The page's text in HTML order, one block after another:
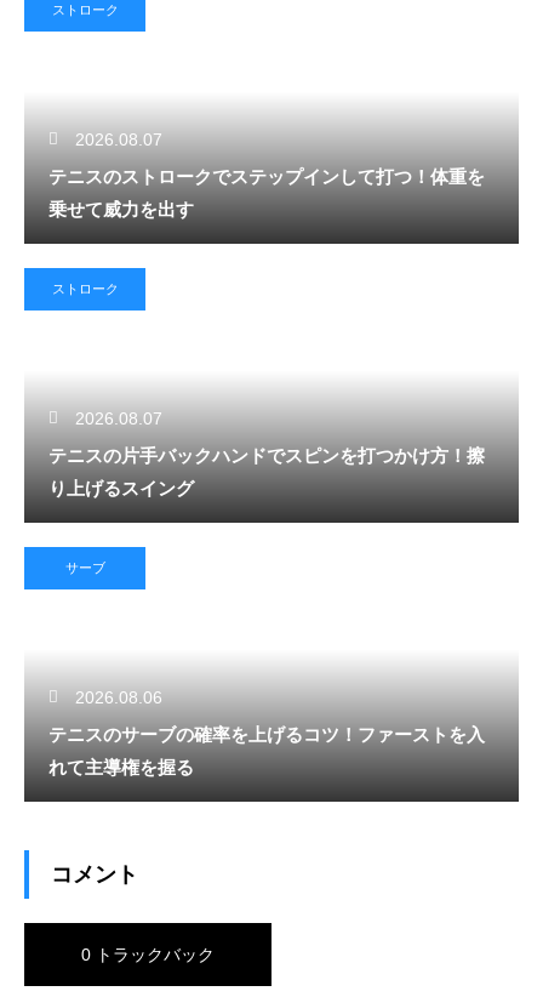
ストローク
2026.08.07
テニスのストロークでステップインして打つ！体重を
乗せて威力を出す
ストローク
2026.08.07
テニスの片手バックハンドでスピンを打つかけ方！擦
り上げるスイング
サーブ
2026.08.06
テニスのサーブの確率を上げるコツ！ファーストを入
れて主導権を握る
コメント
0 トラックバック